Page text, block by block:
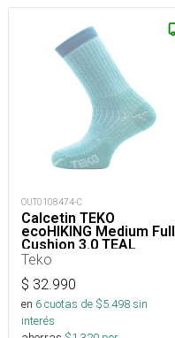
OUT0108474-C
Calcetin TEKO
ecoHIKING Medium Full
Cushion 3.0 TEAL
Teko
$ 32.990
en 6cuotas de $5.498sin
interés